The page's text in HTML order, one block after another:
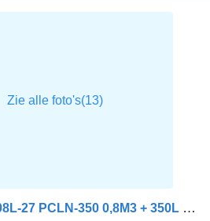
Schmidt STRATOS B08L-27 PCLN-350 0,8M3 + 350L ROTO-power Hook Haak Salzs